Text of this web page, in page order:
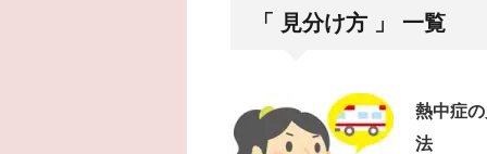
「 見分け方 」 一覧
熱中症
法